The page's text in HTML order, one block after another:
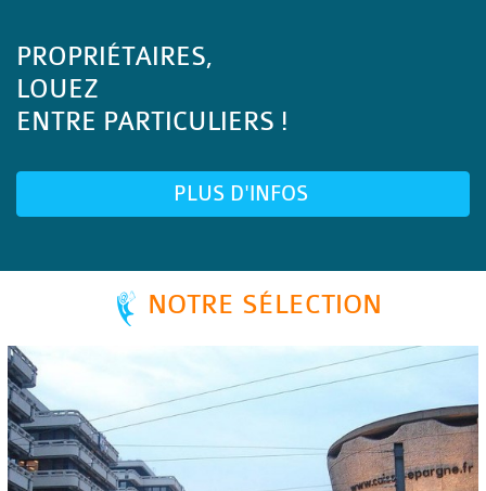
PROPRIÉTAIRES,
LOUEZ
ENTRE PARTICULIERS !
PLUS D'INFOS
NOTRE SÉLECTION